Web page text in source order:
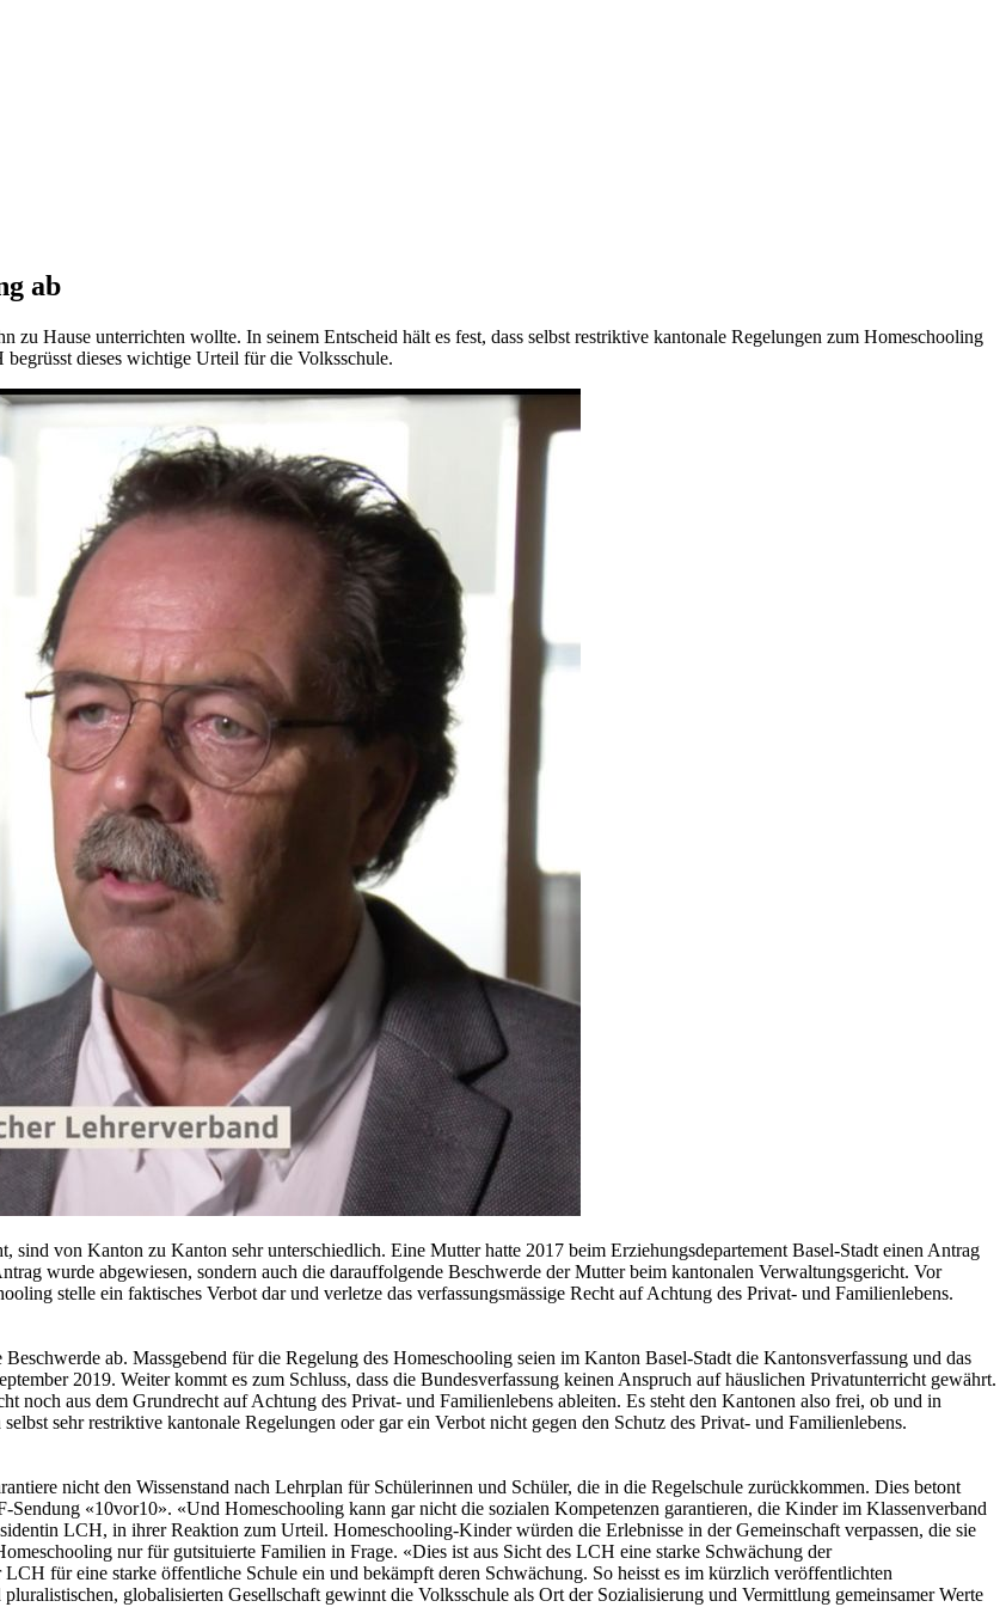
ab
zu Hause unterrichten wollte. In seinem Entscheid hält es fest, dass selbst restriktive kantonale Regelungen zum Homeschooling
dieses wichtige Urteil für die Volksschule.
sind von Kanton zu Kanton sehr unterschiedlich. Eine Mutter hatte 2017 beim Erziehungsdepartement Basel-Stadt einen Antrag
wurde abgewiesen, sondern auch die darauffolgende Beschwerde der Mutter beim kantonalen Verwaltungsgericht. Vor
stelle ein faktisches Verbot dar und verletze das verfassungsmässige Recht auf Achtung des Privat- und Familienlebens.
ab. Massgebend für die Regelung des Homeschooling seien im Kanton Basel-Stadt die Kantonsverfassung und das
2019. Weiter kommt es zum Schluss, dass die Bundesverfassung keinen Anspruch auf häuslichen Privatunterricht gewährt.
noch aus dem Grundrecht auf Achtung des Privat- und Familienlebens ableiten. Es steht den Kantonen also frei, ob und in
sehr restriktive kantonale Regelungen oder gar ein Verbot nicht gegen den Schutz des Privat- und Familienlebens.
nicht den Wissenstand nach Lehrplan für Schülerinnen und Schüler, die in die Regelschule zurückkommen. Dies betont
«10vor10». «Und Homeschooling kann gar nicht die sozialen Kompetenzen garantieren, die Kinder im Klassenverband
LCH, in ihrer Reaktion zum Urteil. Homeschooling-Kinder würden die Erlebnisse in der Gemeinschaft verpassen, die sie
nur für gutsituierte Familien in Frage. «Dies ist aus Sicht des LCH eine starke Schwächung der
für eine starke öffentliche Schule ein und bekämpft deren Schwächung. So heisst es im kürzlich veröffentlichten
globalisierten Gesellschaft gewinnt die Volksschule als Ort der Sozialisierung und Vermittlung gemeinsamer Werte